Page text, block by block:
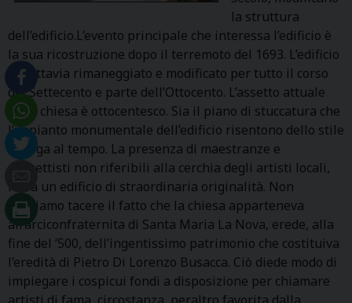
la struttura
dell’edificio.L’evento principale che interessa l’edificio è
la sua ricostruzione dopo il terremoto del 1693. L’edificio
fu tuttavia rimaneggiato e modificato per tutto il corso
del Settecento e parte dell’Ottocento. L’assetto attuale
della chiesa è ottocentesco. Sia il piano di stuccatura che
l’impianto monumentale dell’edificio risentono dello stile
in voga al tempo. La presenza di maestranze e
progettisti non riferibili alla cerchia degli artisti locali,
ne fa un edificio di straordinaria originalità. Non
possiamo tacere il fatto che la chiesa apparteneva
all’arciconfraternita di Santa Maria La Nova, erede, alla
fine del ‘500, dell’ingentissimo patrimonio che costituiva
l’eredità di Pietro Di Lorenzo Busacca. Ciò diede modo di
impiegare i cospicui fondi a disposizione per chiamare